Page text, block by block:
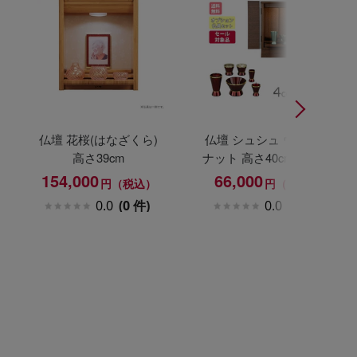
仏壇 花桜(はなざくら)
高さ39cm
154,000円（税込）
0.0 (0 件)
仏壇 シュシュ ウォール
ナット 高さ40cm カイラ
具足セット
66,000円（税込）
0.0